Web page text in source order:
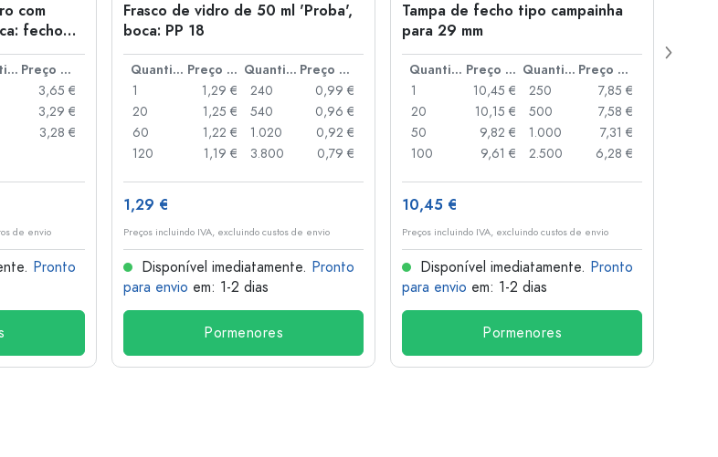
com
fecho
Quantidade
Preço por peça
3,65 €
3,29 €
3,28 €
de envio
Pronto
Frasco de vidro de 50 ml 'Proba',
boca: PP 18
Quantidade Preço por peça Quantidade
Preço por peça
1
1,29 €
20
1,25 €
60
1,22 €
120
1,19 €
240
0,99 €
540
0,96 €
1.020
0,92 €
3.800
0,79 €
1,29 €
Preços incluindo IVA, excluindo custos de envio
Disponível imediatamente. Pronto
para envio em: 1-2 dias
Pormenores
Tampa de fecho tipo campainha
para 29 mm
Quantidade Preço por peça Quantidade
Preço por peça
1
10,45 €
20
10,15 €
50
9,82 €
100
9,61 €
250
7,85 €
500
7,58 €
1.000
7,31 €
2.500
6,28 €
10,45 €
Preços incluindo IVA, excluindo custos de envio
Disponível imediatamente. Pronto
para envio em: 1-2 dias
Pormenores